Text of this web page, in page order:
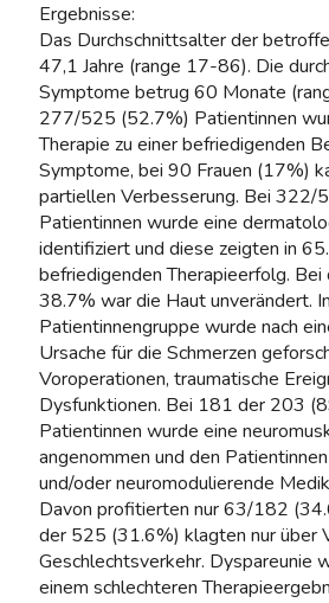
Ergebnisse:
Das Durchschnittsalter der
47,1 Jahre (range 17-86). Die
Symptome betrug 60 Monate
277/525 (52.7%) Patientinnen
Therapie zu einer befriedigenden
Symptome, bei 90 Frauen (17%)
partiellen Verbesserung. Bei 322/
Patientinnen wurde eine
identifiziert und diese zeigten in
befriedigenden Therapieerfolg.
38.7% war die Haut unverändert.
Patientinnengruppe wurde nach
Ursache für die Schmerzen
Voroperationen, traumatische
Dysfunktionen. Bei 181 der 203
Patientinnen wurde eine
angenommen und den
und/oder neuromodulierende
Davon profitierten nur 63/182
der 525 (31.6%) klagten nur über
Geschlechtsverkehr. Dyspareunie
einem schlechteren